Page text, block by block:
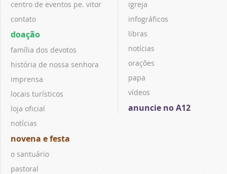
centro de eventos pe. vitor
contato
doação
família dos devotos
história de nossa senhora
imprensa
locais turísticos
loja oficial
notícias
novena e festa
o santuário
pastoral
igreja
infográficos
libras
notícias
orações
papa
vídeos
anuncie no A12